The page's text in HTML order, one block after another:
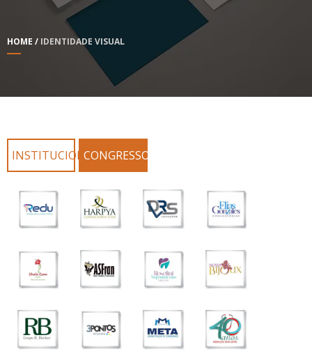
HOME / IDENTIDADE VISUAL
INSTITUCIONALCONGRESSOS